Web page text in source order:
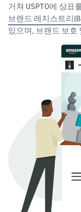
거쳐 USPTO에 상표
브랜드 레지스트리
있으며, 브랜드 보호